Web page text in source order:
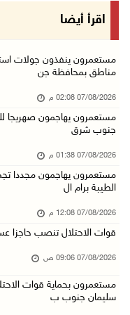
الذهب يتجه لأفضل أداء
قوات الاحتلال تنصب
مستعمرون بحماية قوات
محافظة القدس: انسحاب
07/آب/2026 08:23 ص
الطقس: أجواء صافية
07/آب/2026 08:15 ص
تواصل انتهاكات
06/آب/2026 11:53 م
اقرأ أيضا
مستعمرون ينفذون جولات
مناطق بمحافظة جن
07/08/2026 02:08 م
مستعمرون يهاجمون صهريجا
جنوب شرق
07/08/2026 01:38 م
مستعمرون يهاجمون مجددا
الطيبة برام ال
07/08/2026 12:08 م
قوات الاحتلال تنصب حاجزا
07/08/2026 09:06 ص
مستعمرون بحماية قوات
سليمان جنوب ب